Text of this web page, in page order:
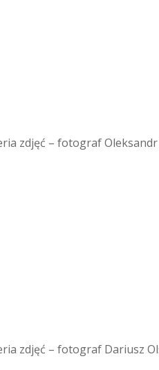
zdjęć – fotograf
zdjęć – fotograf Dariusz